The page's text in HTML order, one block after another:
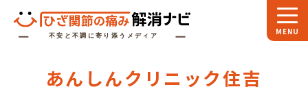
スペシャル 対談
あんしんクリニック住吉